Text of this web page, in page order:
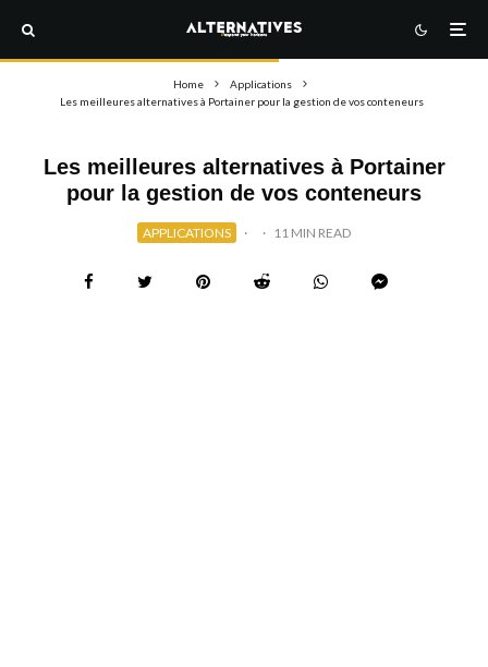
Home
Applications
Les meilleures alternatives à Portainer pour la gestion de vos conteneurs
Les meilleures alternatives à Portainer
pour la gestion de vos conteneurs
APPLICATIONS · · 11 MIN READ